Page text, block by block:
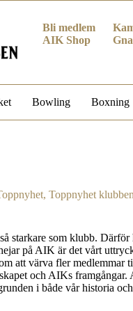
Bli medlem
AIK Shop
Bowling Boxning
, Toppnyhet klubben
starkare som klubb.
på AIK är det vårt
att värva fler medlemmar
och AIKs framgångar.
i både vår historia